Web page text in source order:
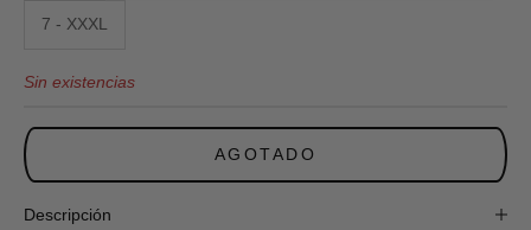
7 - XXXL
Sin existencias
AGOTADO
Descripción
obtén
de
en
compra
online!